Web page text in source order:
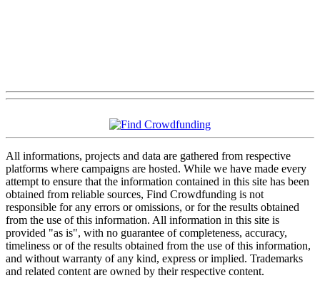
All informations, projects and data are gathered from respective
platforms where campaigns are hosted. While we have made every
attempt to ensure that the information contained in this site has been
obtained from reliable sources, Find Crowdfunding is not
responsible for any errors or omissions, or for the results obtained
from the use of this information. All information in this site is
provided "as is", with no guarantee of completeness, accuracy,
timeliness or of the results obtained from the use of this information,
and without warranty of any kind, express or implied. Trademarks
and related content are owned by their respective content.